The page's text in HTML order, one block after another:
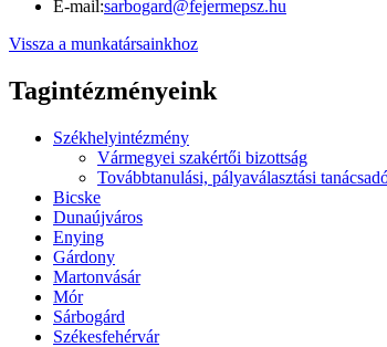
E-mail:sarbogard@fejermepsz.hu
Vissza a munkatársainkhoz
Tagintézményeink
Székhelyintézmény
Vármegyei szakértői bizottság
Továbbtanulási, pályaválasztási
Bicske
Dunaújváros
Enying
Gárdony
Martonvásár
Mór
Sárbogárd
Székesfehérvár